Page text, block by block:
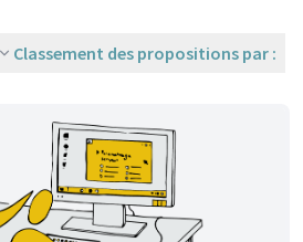
Classement des propositions par :